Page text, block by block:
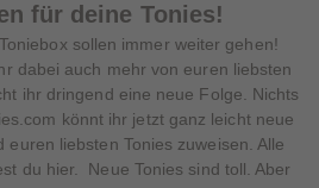
für deine Tonies!
sollen immer weiter gehen!
dabei auch mehr von euren liebsten
ihr dringend eine neue Folge. Nichts
könnt ihr jetzt ganz leicht neue
euren liebsten Tonies zuweisen. Alle
du hier. Neue Tonies sind toll. Aber